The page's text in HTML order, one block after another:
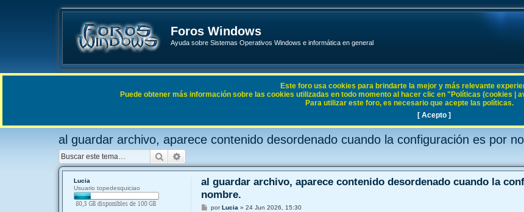
Foros Windows
Ayuda sobre Sistemas Operativos Windows e informática en general
Enlaces rápidos FAQ
al guardar archivo, aparece contenido desordenado cuando la configuración es por
Buscar
Lucia
Usuario topedesquiciao
al guardar archivo, aparece contenido desordenado cuando la
nombre.
MporLucia » 24 Jun 2026, 15:30
Este foro usa cookies para brindarte la mejor y más relevante
Puede obtener más información sobre las cookies utilizadas en todo momento al hacer clic en "Políticas (cookies |
Para utilizar este foro, es necesario que acepte las políticas.
[ Acepto ]